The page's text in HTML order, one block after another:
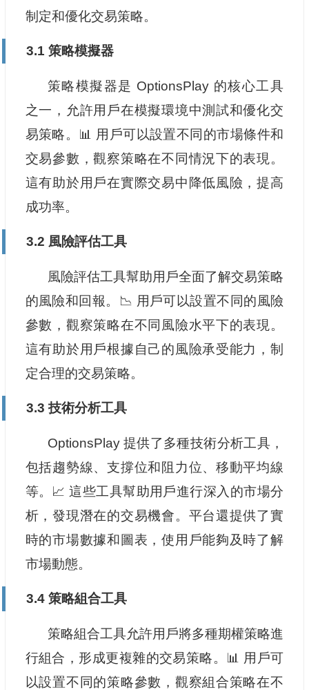
制定和優化交易策略。
3.1 策略模擬器
策略模擬器是 OptionsPlay 的核心工具
之一，允許用戶在模擬環境中測試和優化交
易策略。📊 用戶可以設置不同的市場條件和
交易參數，觀察策略在不同情況下的表現。
這有助於用戶在實際交易中降低風險，提高
成功率。
3.2 風險評估工具
風險評估工具幫助用戶全面了解交易策略
的風險和回報。📉 用戶可以設置不同的風險
參數，觀察策略在不同風險水平下的表現。
這有助於用戶根據自己的風險承受能力，制
定合理的交易策略。
3.3 技術分析工具
OptionsPlay 提供了多種技術分析工具，
包括趨勢線、支撐位和阻力位、移動平均線
等。📈 這些工具幫助用戶進行深入的市場分
析，發現潛在的交易機會。平台還提供了實
時的市場數據和圖表，使用戶能夠及時了解
市場動態。
3.4 策略組合工具
策略組合工具允許用戶將多種期權策略進
行組合，形成更複雜的交易策略。📊 用戶可
以設置不同的策略參數，觀察組合策略在不